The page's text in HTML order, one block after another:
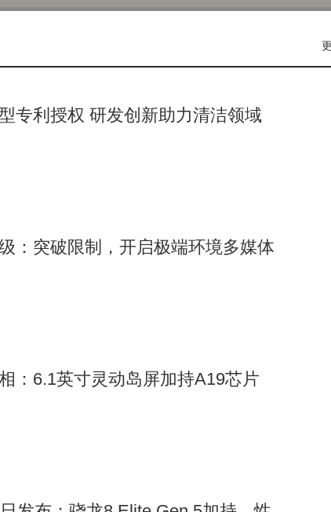
学习算法正逐步破解人类的行为模式。智能照明系统通
伴之间的界限。
社交维度。智能门锁记录访客信息，家庭摄像头自动生成
行业动态，决定依托互联网技术进行转型升级。他们以线
行品牌推广，并通过社群营销实现精准触达，成功实现了“
专利授权 研发创新助力清洁领域
：突破限制，开启极端环境多媒体
：6.1英寸灵动岛屏加持A19芯片